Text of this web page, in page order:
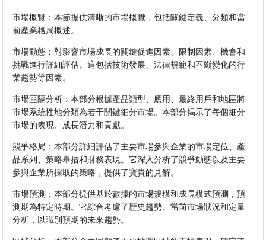
市場概覽：本節提供清晰的市場概覽，包括關鍵定義、分類和當
前產業格局概述。
市場動態：對影響市場成長的關鍵促進因素、限制因素、機會和
挑戰進行詳細評估。這包括技術發展、法律規範和不斷變化的行
業趨勢等因素。
市場區隔分析：本部分根據產品類型、應用、最終用戶和地區將
市場系統性地分類為若干關鍵細分市場。本部分揭示了每個細分
市場的表現、成長潛力和貢獻。
競爭格局：本部分詳細評估了主要市場參與企業的市場定位、產
品系列、策略舉措和財務表現。它深入分析了競爭動態以及主要
參與企業所採取的策略，提供了寶貴的見解。
市場預測：本部分提供基於數據的市場規模和成長模式預測，預
測期為特定時期。它綜合考慮了歷史趨勢、當前市場狀況和定量
分析，以識別預期的未來趨勢。